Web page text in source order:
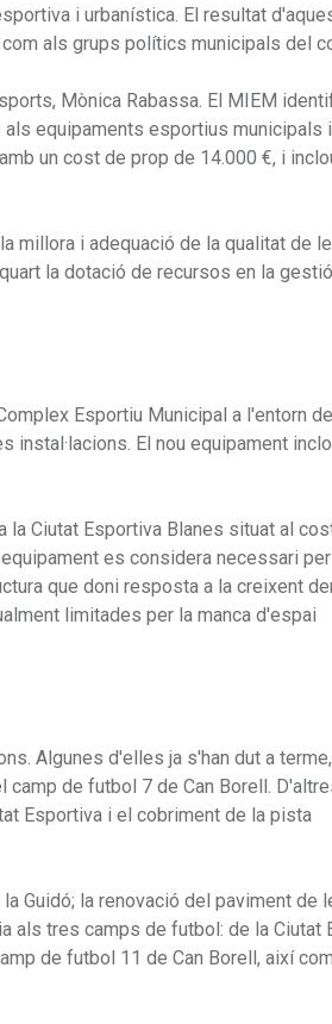
i urbanística. El resultat
als grups polítics municipals del
Mònica Rabassa. El MIEM
equipaments esportius municipals
un cost de prop de 14.000 €, i
millora i adequació de la qualitat de
la dotació de recursos en la gestió
Esportiu Municipal a l'entorn
El nou equipament
la Ciutat Esportiva Blanes situat al
es considera necessari per
que doni resposta a la creixent
limitades per la manca d'espai
Algunes d'elles ja s'han dut a
de futbol 7 de Can Borell.
Esportiva i el cobriment de la pista
Guidó; la renovació del paviment de
als tres camps de futbol: de la Ciutat
de futbol 11 de Can Borell, així